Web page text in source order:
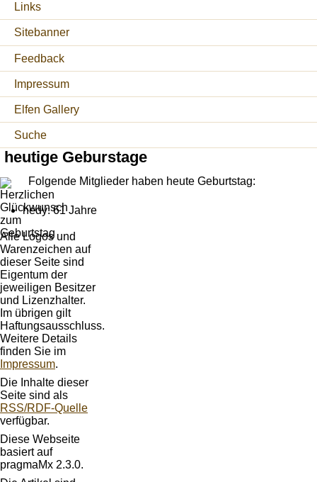
Links
Sitebanner
Feedback
Impressum
Elfen Gallery
Suche
heutige Geburstage
Folgende Mitglieder haben heute Geburtstag:
hedy: 61 Jahre
Alle Logos und
Warenzeichen auf
dieser Seite sind
Eigentum der
jeweiligen Besitzer
und Lizenzhalter.
Im übrigen gilt
Haftungsausschluss.
Weitere Details
finden Sie im
Impressum.
Die Inhalte dieser
Seite sind als
RSS/RDF-Quelle
verfügbar.
Diese Webseite
basiert auf
pragmaMx 2.3.0.